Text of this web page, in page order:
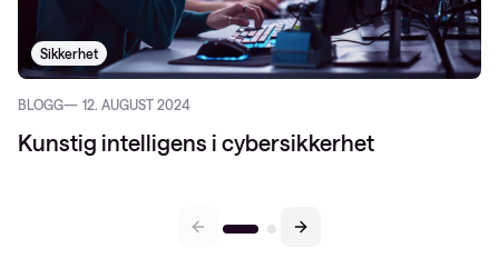
Sikkerhet
BLOGG 12. AUGUST 2024
Kunstig intelligens i cybersikkerhet